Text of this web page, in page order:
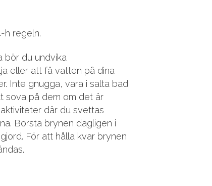
h regeln.
bör du undvika
eller att få vatten på dina
Inte gnugga, vara i salta bad
sova på dem om det är
där du svettas
Borsta brynen dagligen i
För att hålla kvar brynen